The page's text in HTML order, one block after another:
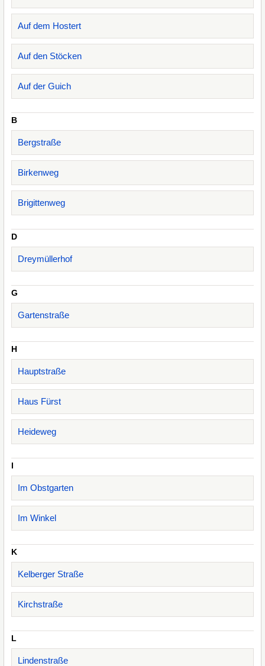
Auf dem Hostert
Auf den Stöcken
Auf der Guich
B
Bergstraße
Birkenweg
Brigittenweg
D
Dreymüllerhof
G
Gartenstraße
H
Hauptstraße
Haus Fürst
Heideweg
I
Im Obstgarten
Im Winkel
K
Kelberger Straße
Kirchstraße
L
Lindenstraße